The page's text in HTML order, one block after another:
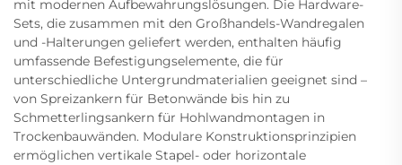
mit modernen Aufbewahrungslösungen. Die Hardware-
Sets, die zusammen mit den Großhandels-Wandregalen
und -Halterungen geliefert werden, enthalten häufig
umfassende Befestigungselemente, die für
unterschiedliche Untergrundmaterialien geeignet sind –
von Spreizankern für Betonwände bis hin zu
Schmetterlingsankern für Hohlwandmontagen in
Trockenbauwänden. Modulare Konstruktionsprinzipien
ermöglichen vertikale Stapel- oder horizontale